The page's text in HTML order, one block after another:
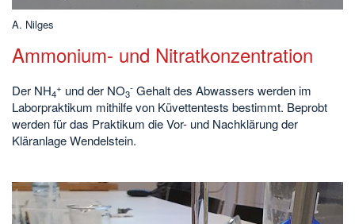
A. Nilges
Ammonium- und Nitratkonzentration
Der NH4
+ und der NO3
- Gehalt des Abwassers werden im
Laborpraktikum mithilfe von Küvettentests bestimmt. Beprobt
werden für das Praktikum die Vor- und Nachklärung der
Kläranlage Wendelstein.